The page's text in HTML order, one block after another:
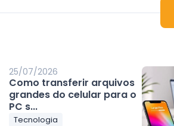
25/07/2026
Como transferir arquivos
grandes do celular para o
PC s...
Tecnologia